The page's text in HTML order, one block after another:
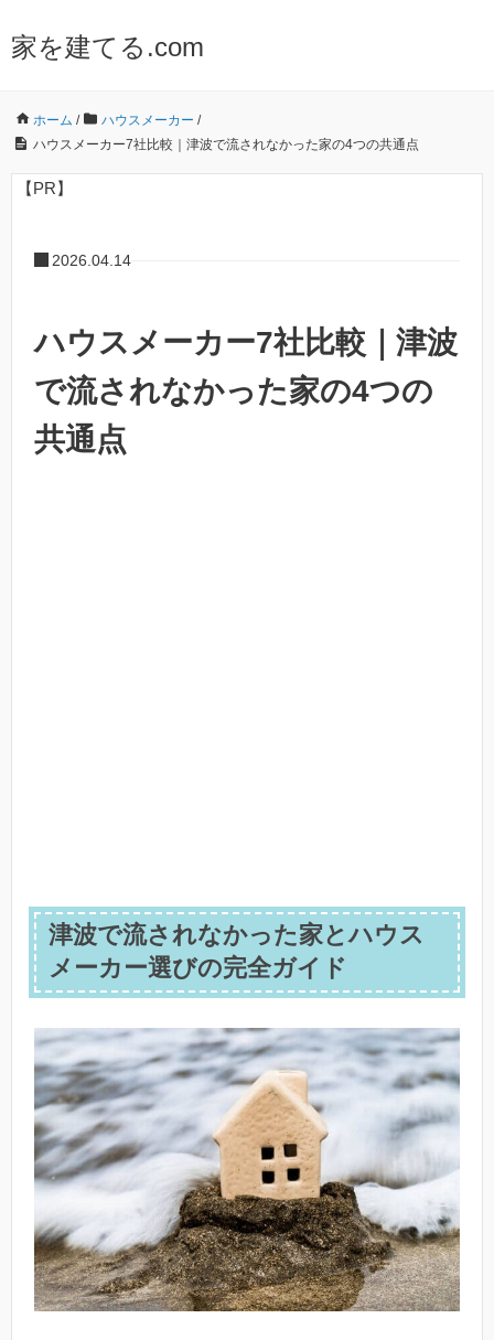
家を建てる.com
ホーム / ハウスメーカー /
ハウスメーカー7社比較｜津波で流されなかった家の4つの共通点
【PR】
2026.04.14
ハウスメーカー7社比較｜津波
で流されなかった家の4つの
共通点
津波で流されなかった家とハウス
メーカー選びの完全ガイド